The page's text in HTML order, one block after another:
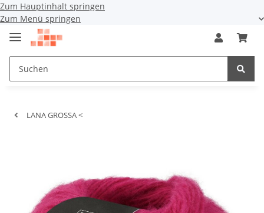
Zum Hauptinhalt springen
Zum Menü springen
LANA GROSSA <